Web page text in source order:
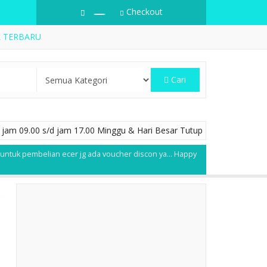
Checkout
TERBARU
Cari
jam 09.00 s/d jam 17.00 Minggu & Hari Besar Tutup
pembelian ecer jg ada voucher discon ya... Happy